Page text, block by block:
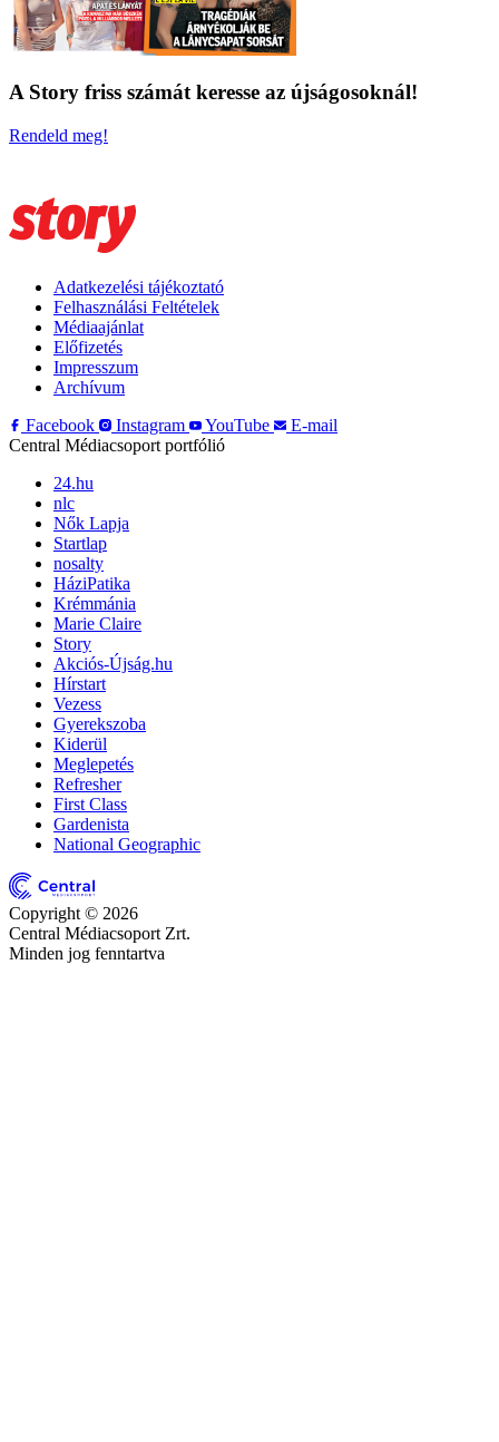
A Story friss számát keresse az újságosoknál!
Rendeld meg!
Adatkezelési tájékoztató
Felhasználási Feltételek
Médiaajánlat
Előfizetés
Impresszum
Archívum
Facebook
Instagram YouTube
E-mail
Central Médiacsoport portfólió
24.hu
nlc
Nők Lapja
Startlap
nosalty
HáziPatika
Krémmánia
Marie Claire
Story
Akciós-Újság.hu
Hírstart
Vezess
Gyerekszoba
Kiderül
Meglepetés
Refresher
First Class
Gardenista
National Geographic
Copyright © 2026
Central Médiacsoport Zrt.
Minden jog fenntartva